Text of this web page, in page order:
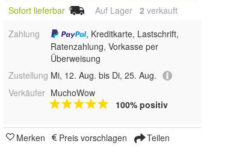
Sofort lieferbar Auf Lager 2 verkauft
Zahlung
, Kreditkarte, Lastschrift,
Ratenzahlung, Vorkasse per
Überweisung
Zustellung Mi, 12. Aug. bis Di, 25. Aug.
Verkäufer MuchoWow
100% positiv
Merken Preis vorschlagen Teilen